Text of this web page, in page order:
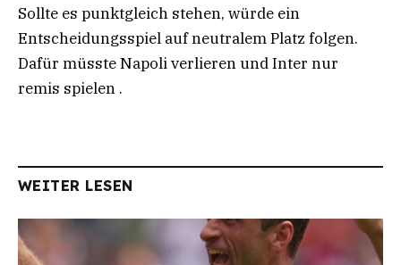
Sollte es punktgleich stehen, würde ein
Entscheidungsspiel auf neutralem Platz folgen.
Dafür müsste Napoli verlieren und Inter nur
remis spielen .
WEITER LESEN